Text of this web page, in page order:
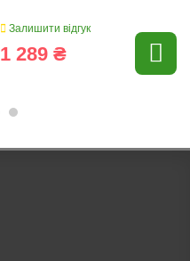
Залишити відгук
1 289 ₴